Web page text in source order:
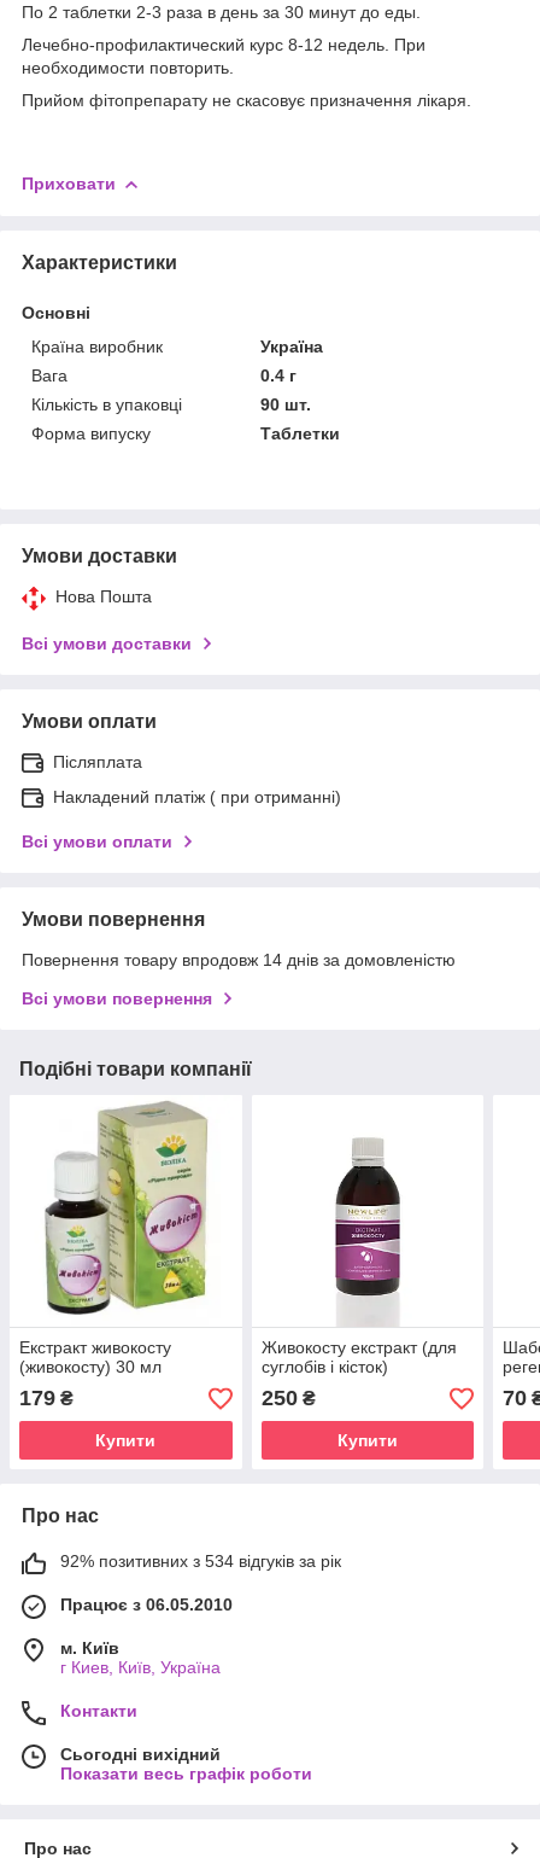
По 2 таблетки 2-3 раза в день за 30 минут до еды.
Лечебно-профилактический курс 8-12 недель. При
необходимости повторить.
Прийом фітопрепарату не скасовує призначення лікаря.
Приховати
Характеристики
Основні
Країна виробник
Україна
Вага
0.4 г
Кількість в упаковці
90 шт.
Форма випуску
Таблетки
Умови доставки
Нова Пошта
Всі умови доставки
Умови оплати
Післяплата
Накладений платіж ( при отриманні)
Всі умови оплати
Умови повернення
Повернення товару впродовж 14 днів за домовленістю
Всі умови повернення
Подібні товари компанії
Екстракт живокосту
(живокосту) 30 мл
179 ₴
Купити
Живокосту екстракт (для
суглобів і кісток)
250₴
Купити
70
Про нас
92% позитивних з 534 відгуків за рік
Працює з 06.05.2010
м. Київ
г Киев, Київ, Україна
Контакти
Сьогодні вихідний
Показати весь графік роботи
Про нас